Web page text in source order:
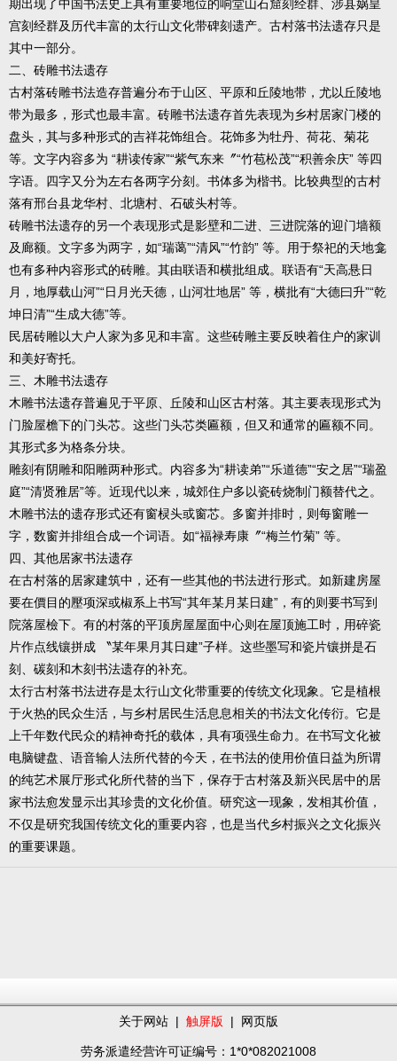
期出现了中国书法史上具有重要地位的响堂山石窟刻经群、涉县娲皇
宫刻经群及历代丰富的太行山文化带碑刻遗产。古村落书法遗存只是
其中一部分。
二、砖雕书法遗存
古村落砖雕书法造存普遍分布于山区、平原和丘陵地带，尤以丘陵地
带为最多，形式也最丰富。砖雕书法遗存首先表现为乡村居家门楼的
盘头，其与多种形式的吉祥花饰组合。花饰多为牡丹、荷花、菊花
等。文字内容多为 “耕读传家”“紫气东来〞“竹苞松茂”“积善余庆” 等四
字语。四字又分为左右各两字分刻。书体多为楷书。比较典型的古村
落有邢台县龙华村、北塘村、石破头村等。
砖雕书法遗存的另一个表现形式是影壁和二进、三进院落的迎门墙额
及廊额。文字多为两字，如“瑞蔼”“清风”“竹韵” 等。用于祭祀的天地龛
也有多种内容形式的砖雕。其由联语和横批组成。联语有“天高悬日
月，地厚载山河”“日月光天德，山河壮地居” 等，横批有“大德曰升”“乾
坤日清”“生成大德”等。
民居砖雕以大户人家为多见和丰富。这些砖雕主要反映着住户的家训
和美好寄托。
三、木雕书法遗存
木雕书法遗存普遍见于平原、丘陵和山区古村落。其主要表现形式为
门脸屋檐下的门头芯。这些门头芯类匾额，但又和通常的匾额不同。
其形式多为格条分块。
雕刻有阴雕和阳雕两种形式。内容多为“耕读弟”“乐道德”“安之居”“瑞盈
庭”“清贤雅居”等。近现代以来，城郊住户多以瓷砖烧制门额替代之。
木雕书法的遗存形式还有窗棂头或窗芯。多窗并排时，则每窗雕一
字，数窗并排组合成一个词语。如“福禄寿康〞“梅兰竹菊” 等。
四、其他居家书法遗存
在古村落的居家建筑中，还有一些其他的书法进行形式。如新建房屋
要在價目的壓项深或椒系上书写“其年某月某日建”，有的则要书写到
院落屋檢下。有的村落的平顶房屋屋面中心则在屋顶施工时，用碎瓷
片作点线镶拼成 〝某年果月其日建”子样。这些墨写和瓷片镶拼是石
刻、碳刻和木刻书法遗存的补充。
太行古村落书法进存是太行山文化带重要的传统文化现象。它是植根
于火热的民众生活，与乡村居民生活息息相关的书法文化传衍。它是
上千年数代民众的精神奇托的载体，具有项强生命力。在书写文化被
电脑键盘、语音输人法所代替的今天，在书法的使用价值日益为所谓
的纯艺术展厅形式化所代替的当下，保存于古村落及新兴民居中的居
家书法愈发显示出其珍贵的文化价值。研究这一现象，发相其价值，
不仅是研究我国传统文化的重要内容，也是当代乡村振兴之文化振兴
的重要课题。
关于网站 | 触屏版 | 网页版
劳务派遣经营许可证编号：1*0*082021008